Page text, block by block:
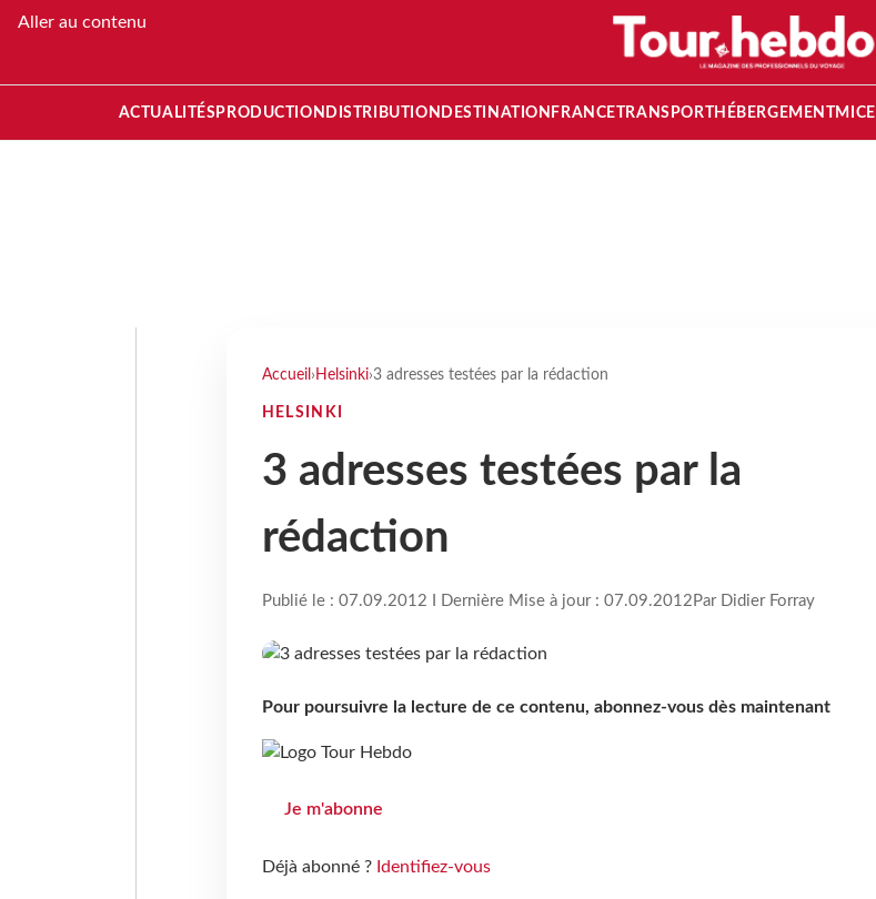
Aller au contenu
ACTUALITÉS PRODUCTION DISTRIBUTION DESTINATION FRANCETRANSPORT HÉBERGEMENTMICE
Accueil › Helsinki›3 adresses testées par la rédaction
HELSINKI
3 adresses testées par la
rédaction
Publié le : 07.09.2012 I Dernière Mise à jour : 07.09.2012 Par Didier Forray
Pour poursuivre la lecture de ce contenu, abonnez-vous dès maintenant
Je m'abonne
Déjà abonné ? Identifiez-vous